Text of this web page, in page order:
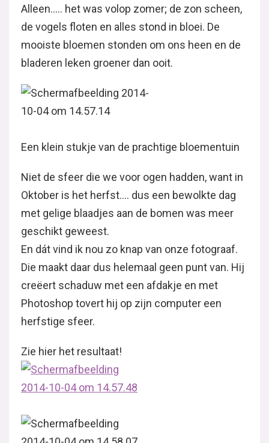
Alleen….. het was volop zomer; de zon scheen,
de vogels floten en alles stond in bloei. De
mooiste bloemen stonden om ons heen en de
bladeren leken groener dan ooit.
Een klein stukje van de prachtige bloementuin
Niet de sfeer die we voor ogen hadden, want in
Oktober is het herfst…. dus een bewolkte dag
met gelige blaadjes aan de bomen was meer
geschikt geweest.
En dát vind ik nou zo knap van onze fotograaf.
Die maakt daar dus helemaal geen punt van. Hij
creëert schaduw met een afdakje en met
Photoshop tovert hij op zijn computer een
herfstige sfeer.
Zie hier het resultaat!